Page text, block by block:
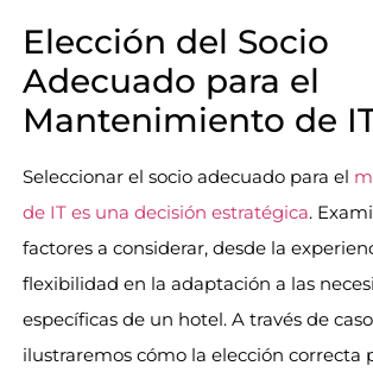
Elección del Socio
Adecuado para el
Mantenimiento de
Seleccionar el socio adecuado para el
de IT es una decisión estratégica.
factores a considerar, desde la
flexibilidad en la adaptación a las
específicas de un hotel. A través de
ilustraremos cómo la elección correcta